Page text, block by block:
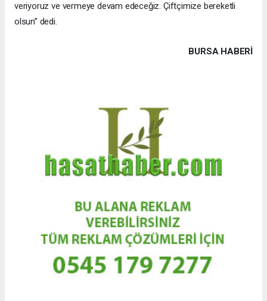
veriyoruz ve vermeye devam edeceğiz. Çiftçimize bereketli
olsun” dedi.
BURSA HABERİ